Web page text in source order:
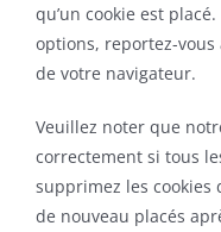
qu’un cookie est
options, reportez-
de votre navigateur.
Veuillez noter que
correctement si tous
supprimez les cookies
de nouveau placés